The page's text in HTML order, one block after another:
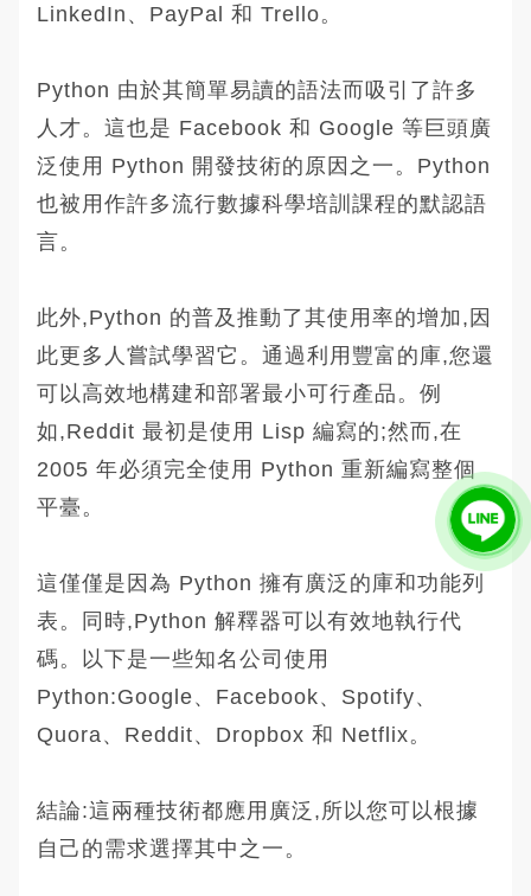
LinkedIn、PayPal 和 Trello。
Python 由於其簡單易讀的語法而吸引了許多
人才。這也是 Facebook 和 Google 等巨頭廣
泛使用 Python 開發技術的原因之一。Python
也被用作許多流行數據科學培訓課程的默認語
言。
此外,Python 的普及推動了其使用率的增加,因
此更多人嘗試學習它。通過利用豐富的庫,您還
可以高效地構建和部署最小可行產品。例
如,Reddit 最初是使用 Lisp 編寫的;然而,在
2005 年必須完全使用 Python 重新編寫整個
平臺。
這僅僅是因為 Python 擁有廣泛的庫和功能列
表。同時,Python 解釋器可以有效地執行代
碼。以下是一些知名公司使用
Python:Google、Facebook、Spotify、
Quora、Reddit、Dropbox 和 Netflix。
結論:這兩種技術都應用廣泛,所以您可以根據
自己的需求選擇其中之一。